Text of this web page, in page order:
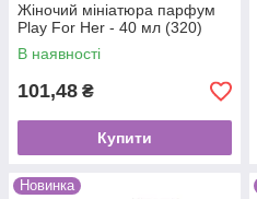
Жіночий мініатюра парфум
Play For Her - 40 мл (320)
В наявності
101,48 ₴
Купити
Новинка